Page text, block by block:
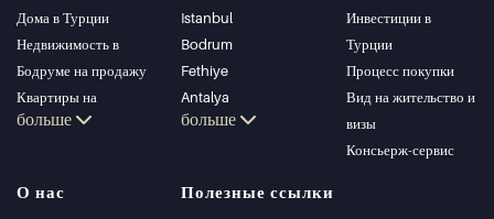
Дома в Турции
Недвижимость в
Бодруме на продажу
Квартиры на
продажу в Стамбуле
Квартиры на
больше
Istanbul
Bodrum
Fethiye
Antalya
Kalkan
Bursa
больше
Инвестиции в
Турции
Процесс покупки
Вид на жительство и
визы
Консьерж-сервис
О нас Полезные ссылки